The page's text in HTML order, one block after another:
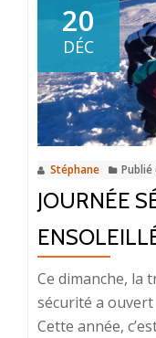
20
DÉC
Stéphane Publié
JOURNÉE
Ce dimanche, la
sécurité a
Cette année,